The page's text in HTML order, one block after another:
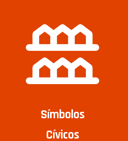
Símbolos
Cívicos